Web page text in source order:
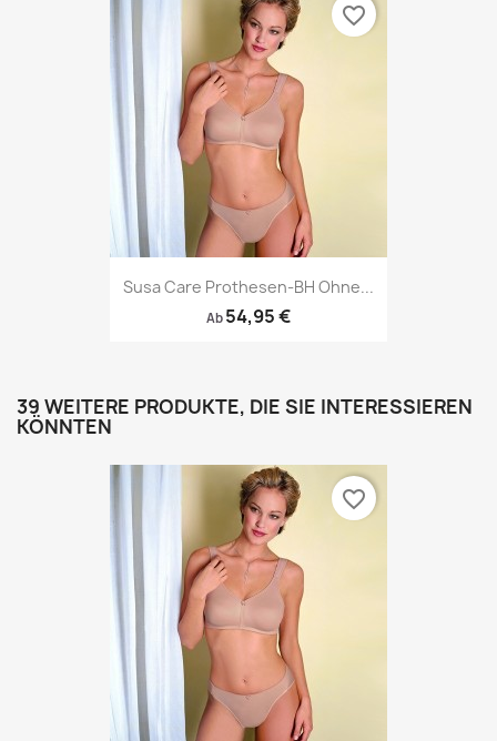
Susa Care Prothesen-BH Ohne...
Ab 54,95 €
favorite_border
39 WEITERE PRODUKTE, DIE SIE INTERESSIEREN
KÖNNTEN
favorite_border